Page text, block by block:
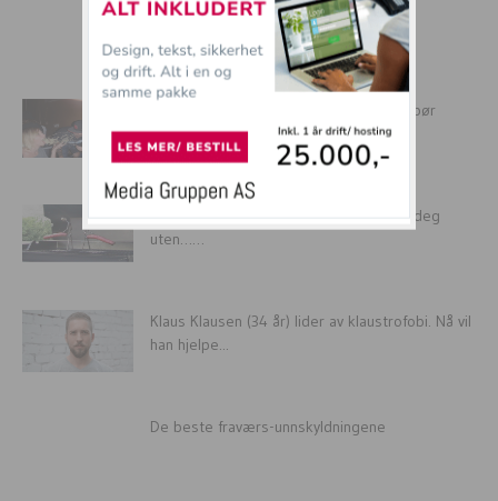
mer tullball
OVERLEGE: Dette er grunnene til at du bør
drikke alkohol IDAG!
10 SUVERENE grilltips du neppe klarer deg
uten……
Klaus Klausen (34 år) lider av klaustrofobi. Nå vil
han hjelpe...
De beste fraværs-unnskyldningene